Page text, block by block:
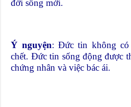
đời sống mới.
Ý nguyện: Đức tin không
chết. Đức tin sống động được
chứng nhân và việc bác ái.